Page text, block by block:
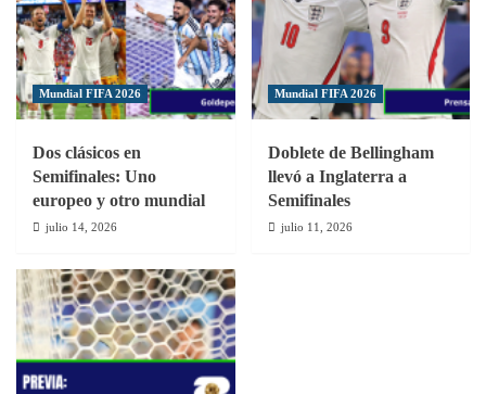
Mundial FIFA 2026
Dos clásicos en
Semifinales: Uno
europeo y otro mundial
julio 14, 2026
Mundial FIFA 2026
Doblete de Bellingham
llevó a Inglaterra a
Semifinales
julio 11, 2026